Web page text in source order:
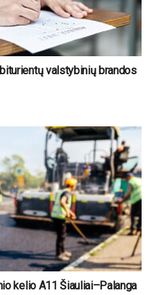
valstybinių brandos
kelio A11 Šiauliai–Palanga